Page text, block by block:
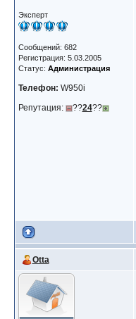
Эксперт
Сообщений: 682
Регистрация: 5.03.2005
Статус: Администрация
Телефон: W950i
Репутация:
??24??
Otta